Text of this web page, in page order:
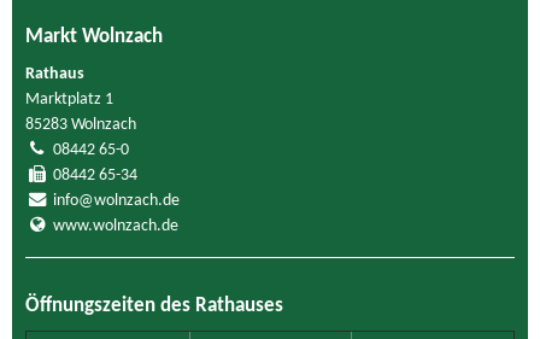
Markt Wolnzach
Rathaus
Marktplatz 1
85283 Wolnzach
08442 65-0
08442 65-34
info@wolnzach.de
www.wolnzach.de
Öffnungszeiten des Rathauses